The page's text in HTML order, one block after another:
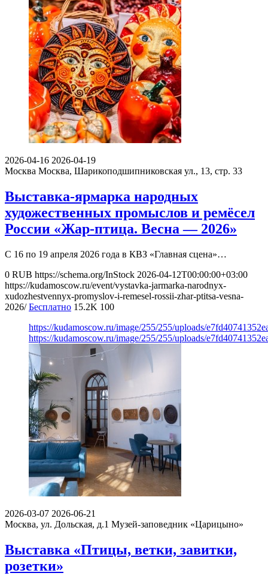
2026-04-16 2026-04-19
Москва Москва, Шарикоподшипниковская ул., 13, стр. 33
Выставка-ярмарка народных
художественных промыслов и ремёсел
России «Жар-птица. Весна — 2026»
С 16 по 19 апреля 2026 года в КВЗ «Главная сцена»…
0 RUB https://schema.org/InStock 2026-04-12T00:00:00+03:00
https://kudamoscow.ru/event/vystavka-jarmarka-narodnyx-
xudozhestvennyx-promyslov-i-remesel-rossii-zhar-ptitsa-vesna-
2026/ Бесплатно 15.2K 100
https://kudamoscow.ru/image/255/255/uploads/
https://kudamoscow.ru/image/255/255/uploads/
2026-03-07 2026-06-21
Москва, ул. Дольская, д.1 Музей-заповедник «Царицыно»
Выставка «Птицы, ветки, завитки,
розетки»